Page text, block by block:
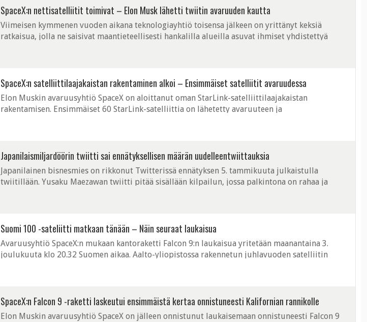
SpaceX:n nettisatelliitit toimivat – Elon Musk lähetti twiitin avaruuden kautta
Viimeisen kymmenen vuoden aikana teknologiayhtiö toisensa jälkeen on yrittänyt keksiä
ratkaisua, jolla ne saisivat maantieteellisesti hankalilla alueilla asuvat ihmiset yhdistettyä
SpaceX:n satelliittilaajakaistan rakentaminen alkoi – Ensimmäiset satelliitit avaruudessa
Elon Muskin avaruusyhtiö SpaceX on aloittanut oman StarLink-satelliittilaajakaistan
rakentamisen. Ensimmäiset 60 StarLink-satelliittia on lähetetty avaruuteen ja
Japanilaismiljardöörin twiitti sai ennätyksellisen määrän uudelleentwiittauksia
Japanilainen bisnesmies on rikkonut Twitterissä ennätyksen 5. tammikuuta julkaistulla
twiitillään. Yusaku Maezawan twiitti pitää sisällään kilpailun, jossa palkintona on rahaa ja
Suomi 100 -sateliitti matkaan tänään – Näin seuraat laukaisua
Avaruusyhtiö SpaceX:n mukaan kantoraketti Falcon 9:n laukaisua yritetään maanantaina 3.
joulukuuta klo 20.32 Suomen aikaa. Aalto-yliopistossa rakennetun juhlavuoden satelliitin
SpaceX:n Falcon 9 -raketti laskeutui ensimmäistä kertaa onnistuneesti Kalifornian rannikolle
Elon Muskin avaruusyhtiö SpaceX on jälleen onnistunut laukaisemaan onnistuneesti Falcon 9